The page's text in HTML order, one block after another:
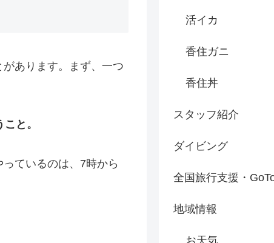
あります。まず、一つ
と。
ているのは、7時から
活イカ
香住ガニ
香住丼
スタッフ紹介
ダイビング
全国旅行支援・
地域情報
お天気